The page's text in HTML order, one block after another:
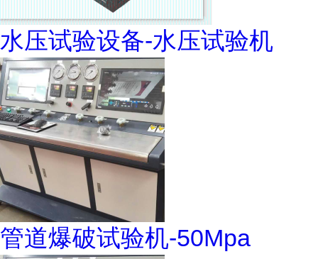
水压试验设备-水压试验机
管道爆破试验机-50Mpa